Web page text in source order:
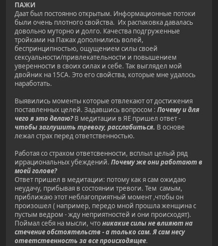
ПАЖИ
Даат был постоянно открытым. Информационные потоки
были очень плотного свойства. Их распаковка давалась
довольно муторно и долго. Качества подгруженные
тройками на Пажах дополнились волей,
беспринципностью, ощущением силы своей
сексуальности/привлекательности и повышением
уверенности в своих силах и себе. Так выглядел мой
двойник на 15СА. Это его свойства, которые мне удалось
наработать.
Выявились моменты которые отвлекают от достижения
поставленных целей. Задавшись вопросом : Почему и для
чего я это делаю?В медитации в ЯЕ пришел ответ -
чтобы заглушить тревогу, расслабиться. В основе
лежал страх перед ответственностью.
Работая со страхом ответсвенности, всплыл целый ряд
иррациональных убеждений. Почему же они работают в
моей голове?
Ответ пришел в медитации: потому как я сам ожидаю
неудачу, прибывая в состоянии тревоги. Тем самым,
приближаю этот неблагоприятный момент ,чтобы он
произошел ( например, передо мной прошла женщина с
пустым ведром - жду неприятностей и они происходят).
Поймал себя на мысли, чтоникакие силы не влияют на
стечение обстоятельств - а только сам. Я сам несу
ответственность за все происходящее.